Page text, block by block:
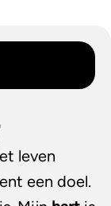
leven
een doel.